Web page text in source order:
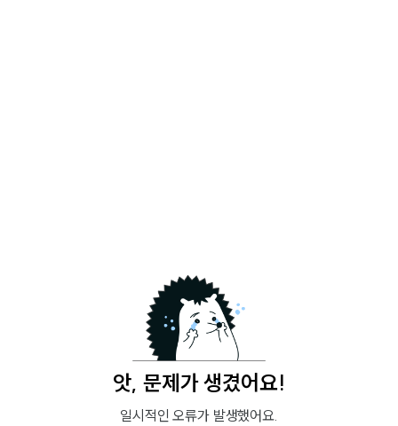
앗, 문제가 생겼어요!
일시적인 오류가 발생했어요.